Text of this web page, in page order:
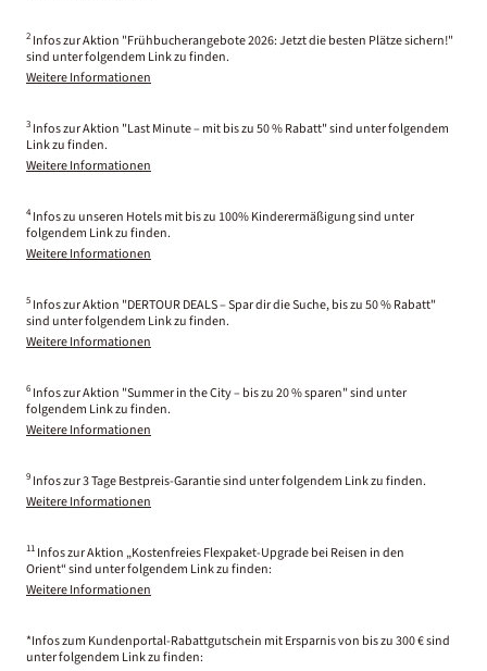
2 Infos zur Aktion "Frühbucherangebote 2026: Jetzt die besten Plätze sichern!"
sind unter folgendem Link zu finden.
Weitere Informationen
3 Infos zur Aktion "Last Minute – mit bis zu 50 % Rabatt" sind unter folgendem
Link zu finden.
Weitere Informationen
4 Infos zu unseren Hotels mit bis zu 100% Kinderermäßigung sind unter
folgendem Link zu finden.
Weitere Informationen
5 Infos zur Aktion "DERTOUR DEALS – Spar dir die Suche, bis zu 50 % Rabatt"
sind unter folgendem Link zu finden.
Weitere Informationen
6 Infos zur Aktion "Summer in the City – bis zu 20 % sparen" sind unter
folgendem Link zu finden.
Weitere Informationen
9 Infos zur 3 Tage Bestpreis-Garantie sind unter folgendem Link zu finden.
Weitere Informationen
11 Infos zur Aktion „Kostenfreies Flexpaket-Upgrade bei Reisen in den
Orient“ sind unter folgendem Link zu finden:
Weitere Informationen
*Infos zum Kundenportal-Rabattgutschein mit Ersparnis von bis zu 300 € sind
unter folgendem Link zu finden: